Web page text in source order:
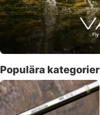
Populära kategorier